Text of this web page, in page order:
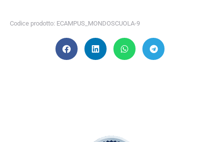
Codice prodotto: ECAMPUS_MONDOSCUOLA-9